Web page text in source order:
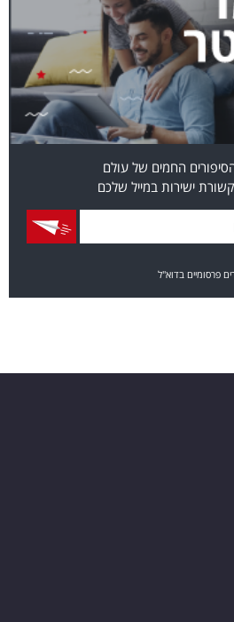
החמים של עולם
ישירות במייל שלכם
פרסומיים בדוא"ל